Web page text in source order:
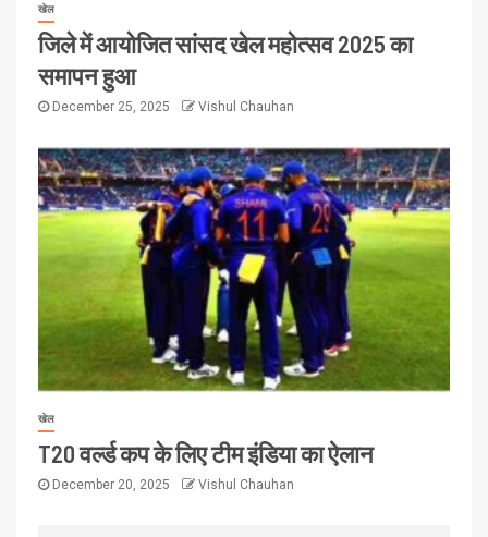
खेल
जिले में आयोजित सांसद खेल महोत्सव 2025 का
समापन हुआ
December 25, 2025 Vishul Chauhan
खेल
T20 वर्ल्ड कप के लिए टीम इंडिया का ऐलान
December 20, 2025 Vishul Chauhan